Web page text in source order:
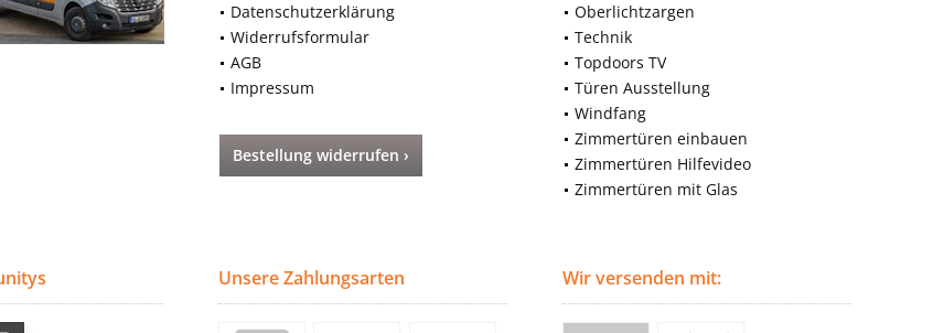
Datenschutzerklärung
Widerrufsformular
AGB
Impressum
Bestellung widerrufen ›
Oberlichtzargen
Technik
Topdoors TV
Türen Ausstellung
Windfang
Zimmertüren einbauen
Zimmertüren Hilfevideo
Zimmertüren mit Glas
Unsere Zahlungsarten Wir versenden mit: